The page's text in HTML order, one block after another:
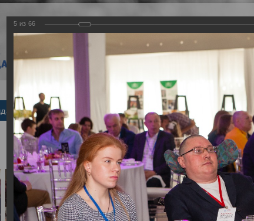
Версия для слабовидящих
Деятельность
5 из 66